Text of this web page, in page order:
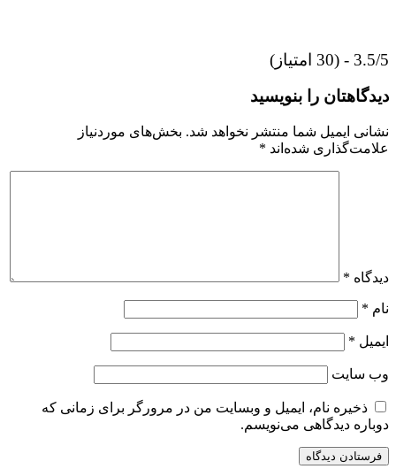
3.5/5 - (30 امتیاز)
دیدگاهتان را بنویسید
نشانی ایمیل شما منتشر نخواهد شد. بخش‌های موردنیاز
علامت‌گذاری شده‌اند *
دیدگاه *
نام *
ایمیل *
وب‌ سایت
ذخیره نام، ایمیل و وبسایت من در مرورگر برای زمانی که
دوباره دیدگاهی می‌نویسم.